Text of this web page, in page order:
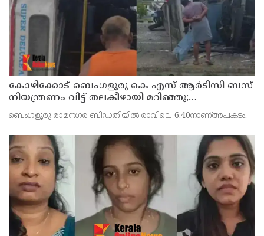
കോഴിക്കോട്-ബെംഗളൂരു കെ എസ് ആര്‍ടിസി ബസ്
നിയന്ത്രണം വിട്ട് തലകീഴായി മറിഞ്ഞു;
ഡ്രൈവര്‍ക്കും കണ്ടക്ടര്‍ക്കും ദാരുണാന്ത്യം
ബെംഗളൂരു രാമനഗര ബിഡതിയില്‍ രാവിലെ 6.40നാണ്അപകടം.